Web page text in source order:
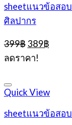
sheetแนวข้อสอ
ศิลปากร
399฿ Original
price
was:
389฿
ลดราคา!
Quick View
sheetแนวข้อสอ